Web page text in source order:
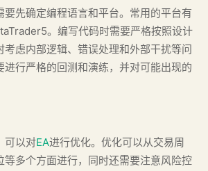
要先确定编程语言和平台。常用的平台有
。编写代码时需要严格按照设计
考虑内部逻辑、错误处理和外部干扰等问
进行严格的回测和演练，并对可能出现的
可以对EA进行优化。优化可以从交易周
等多个方面进行，同时还需要注意风险控